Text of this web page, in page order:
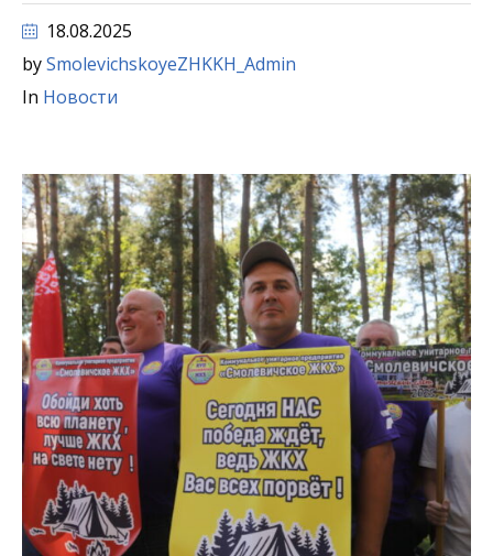
18.08.2025
bySmolevichskoyeZHKKH_Admin
In Новости